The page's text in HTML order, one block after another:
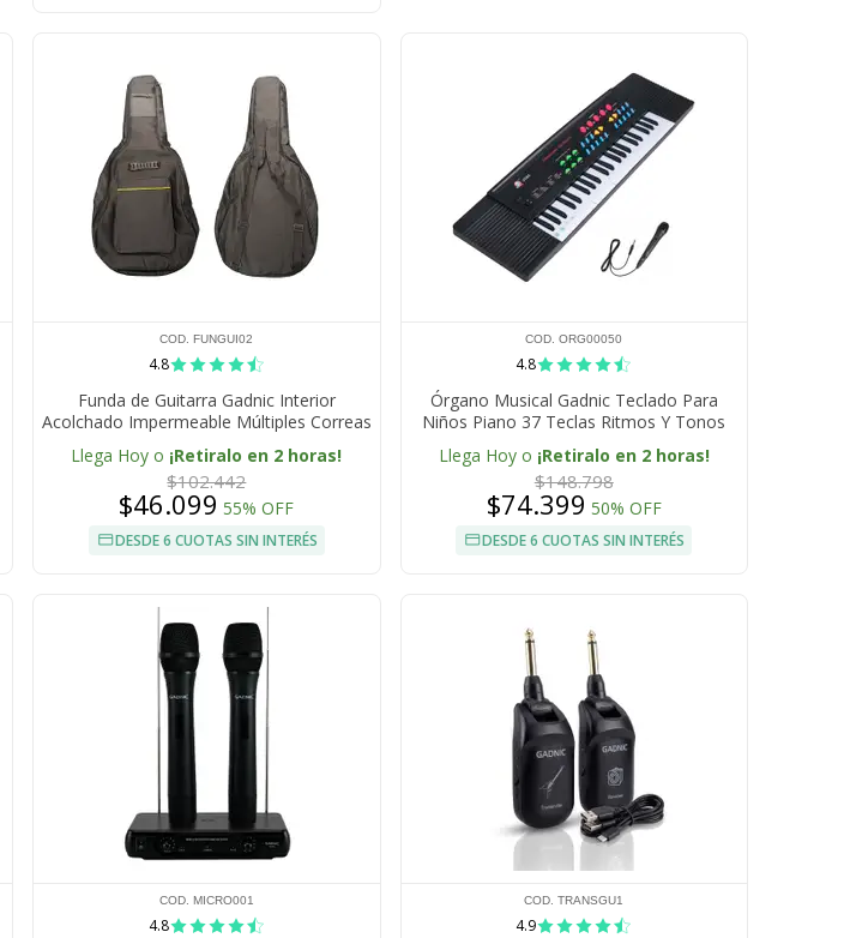
COD. FUNGUI02
4.8
Funda de Guitarra Gadnic Interior
Acolchado Impermeable Múltiples Correas
Bolsillo Frontal
Llega Hoy o ¡Retiralo en 2 horas!
$102.442
$46.099 55% OFF
DESDE 6 CUOTAS SIN INTERÉS
COD. ORG00050
4.8
Órgano Musical Gadnic Teclado Para
Niños Piano 37 Teclas Ritmos Y Tonos
Llega Hoy o ¡Retiralo en 2 horas!
$148.798
$74.399 50% OFF
DESDE 6 CUOTAS SIN INTERÉS
COD. MICRO001
4.8
COD. TRANSGU1
4.9